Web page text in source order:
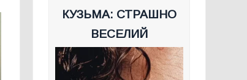
КУЗЬМА: СТРАШНО
ВЕСЕЛИЙ